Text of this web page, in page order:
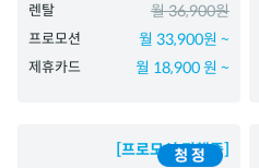
렌탈
월 36,900원
프로모션 월 33,900원 ~
제휴카드 월 18,900 원 ~
[프로모션 진행중]